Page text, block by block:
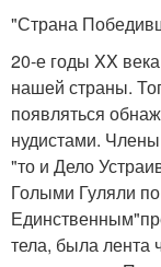
"Страна
20-е годы XX
нашей страны.
появляться
нудистами.
"то и Дело
Голыми Гуляли
тела, была лента